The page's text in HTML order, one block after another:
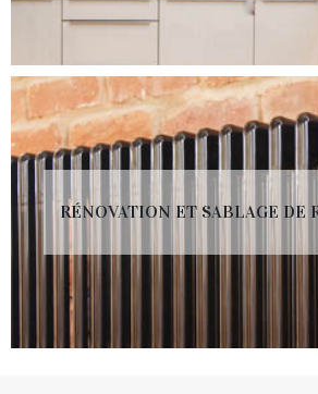
RÉNOVATION ET SABLAGE DE